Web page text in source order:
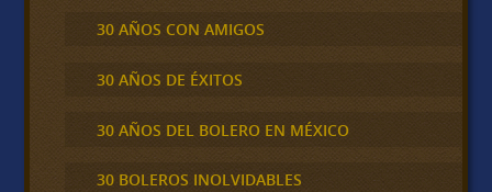
30 AÑOS CON AMIGOS
30 AÑOS DE ÉXITOS
30 AÑOS DEL BOLERO EN MÉXICO
30 BOLEROS INOLVIDABLES